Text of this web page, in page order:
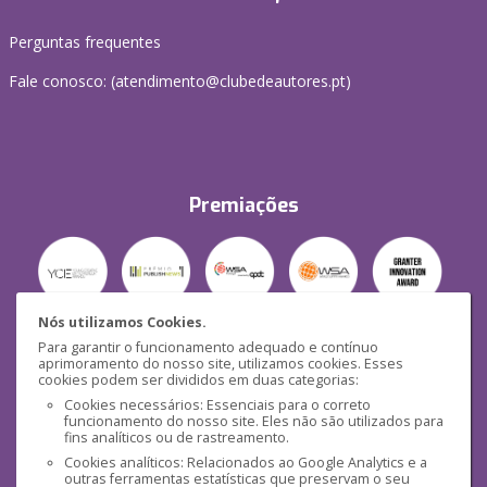
Nós utilizamos Cookies.
Para garantir o funcionamento adequado e contínuo
aprimoramento do nosso site, utilizamos cookies. Esses
cookies podem ser divididos em duas categorias:
Cookies necessários: Essenciais para o correto
funcionamento do nosso site. Eles não são utilizados para
fins analíticos ou de rastreamento.
Cookies analíticos: Relacionados ao Google Analytics e a
outras ferramentas estatísticas que preservam o seu
Perguntas frequentes
Fale conosco: (atendimento@clubedeautores.pt)
Premiações
Segurança